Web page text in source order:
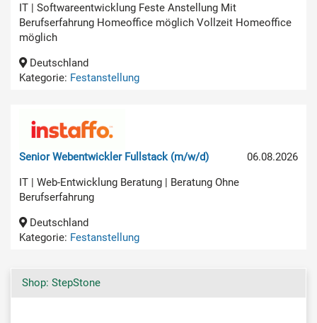
IT | Softwareentwicklung Feste Anstellung Mit
Berufserfahrung Homeoffice möglich Vollzeit Homeoffice
möglich
Deutschland
Kategorie: Festanstellung
06.08.2026
Senior Webentwickler Fullstack (m/w/d)
IT | Web-Entwicklung Beratung | Beratung Ohne
Berufserfahrung
Deutschland
Kategorie: Festanstellung
Shop: StepStone